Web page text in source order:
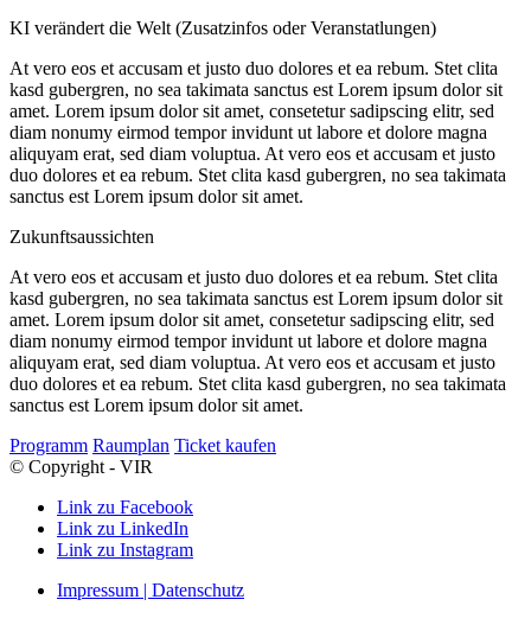
KI verändert die Welt (Zusatzinfos oder Veranstatlungen)
At vero eos et accusam et justo duo dolores et ea rebum. Stet clita
kasd gubergren, no sea takimata sanctus est Lorem ipsum dolor sit
amet. Lorem ipsum dolor sit amet, consetetur sadipscing elitr, sed
diam nonumy eirmod tempor invidunt ut labore et dolore magna
aliquyam erat, sed diam voluptua. At vero eos et accusam et justo
duo dolores et ea rebum. Stet clita kasd gubergren, no sea takimata
sanctus est Lorem ipsum dolor sit amet.
Zukunftsaussichten
At vero eos et accusam et justo duo dolores et ea rebum. Stet clita
kasd gubergren, no sea takimata sanctus est Lorem ipsum dolor sit
amet. Lorem ipsum dolor sit amet, consetetur sadipscing elitr, sed
diam nonumy eirmod tempor invidunt ut labore et dolore magna
aliquyam erat, sed diam voluptua. At vero eos et accusam et justo
duo dolores et ea rebum. Stet clita kasd gubergren, no sea takimata
sanctus est Lorem ipsum dolor sit amet.
Programm Raumplan Ticket kaufen
© Copyright - VIR
Link zu Facebook
Link zu LinkedIn
Link zu Instagram
Impressum | Datenschutz